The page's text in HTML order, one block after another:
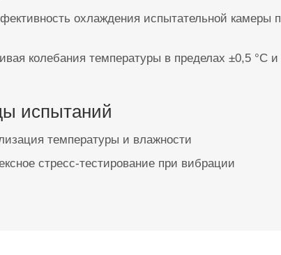
охлаждения испытательной камеры
колебания температуры в пределах ±0,5 °C и
испытаний
температуры и влажности
стресс-тестирование при вибрации